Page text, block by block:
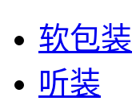
软包装
听装